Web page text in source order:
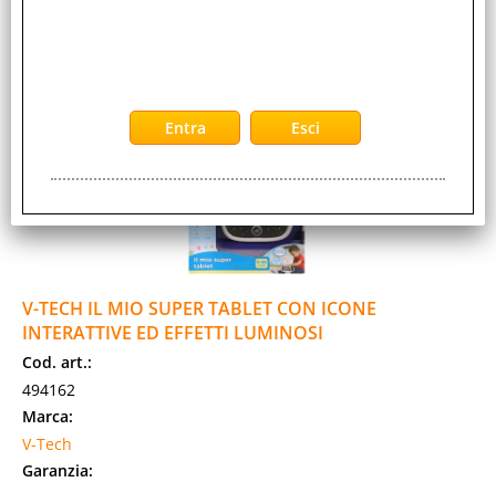
V-TECH IL MIO SUPER TABLET CON ICONE
INTERATTIVE ED EFFETTI LUMINOSI
Cod. art.:
494162
Marca:
V-Tech
Garanzia: